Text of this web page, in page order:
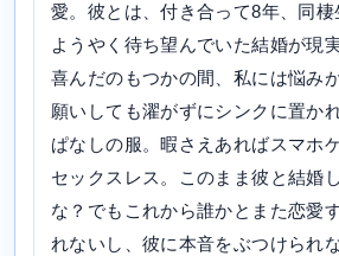
愛。彼とは、付き合って8年、同棲
ようやく待ち望んでいた結婚が現
喜んだのもつかの間、私には悩み
願いしても濯がずにシンクに置か
ぱなしの服。暇さえあればスマホ
セックスレス。このまま彼と結婚
な？でもこれから誰かとまた恋愛
れないし、彼に本音をぶつけられ